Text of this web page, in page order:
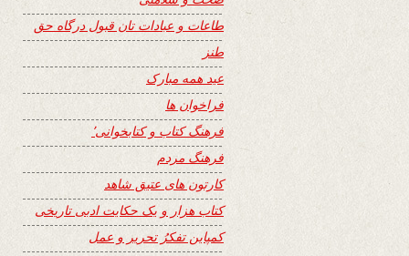
طاعات و عبادات تان قبول درگاه حق
طنز
عید همه مبارک
فراخوان ها
فرهنگ کتاب و کتابخوانی٬
فرهنگ مردم
کارتون های عتیق شاهد
کتاب هزار و یک حکایت ادبی تاریخی
کمپاین تفکرُ تحریر و عمل